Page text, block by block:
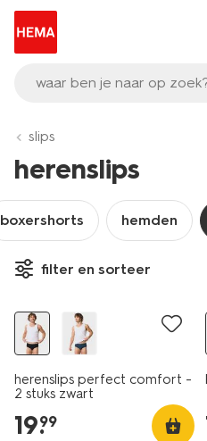
waar ben je naar op
slips
herenslips
boxershorts hemden
filter en sorteer
2+1 gratis
herenslips perfect comfort -
2 stuks zwart
19.
99